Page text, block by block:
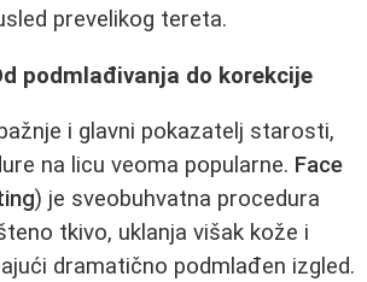
prevelikog tereta.
podmlađivanja do korekcije
i glavni pokazatelj starosti,
na licu veoma popularne. Face
) je sveobuhvatna procedura
tkivo, uklanja višak kože i
dramatično podmlađen izgled.